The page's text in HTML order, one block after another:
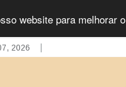
website para melhorar
2026